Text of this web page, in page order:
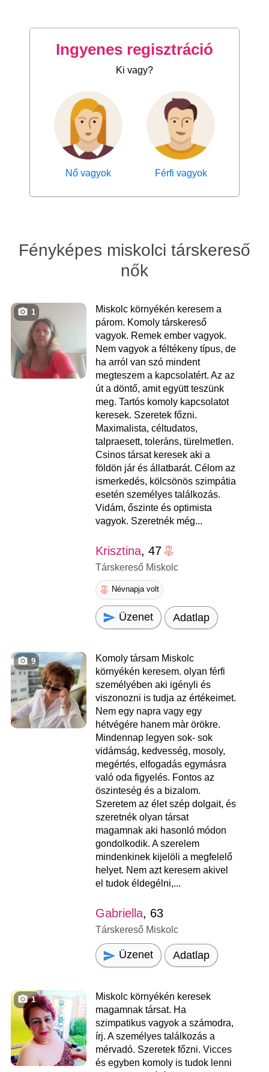
Ingyenes regisztráció
Ki vagy?
Nő vagyok Férfi vagyok
Fényképes miskolci társkereső
nők
1
Miskolc környékén keresem a
párom. Komoly társkereső
vagyok. Remek ember vagyok.
Nem vagyok a féltékeny típus, de
ha arról van szó mindent
megteszem a kapcsolatért. Az az
út a döntő, amit együtt teszünk
meg. Tartós komoly kapcsolatot
keresek. Szeretek főzni.
Maximalista, céltudatos,
talpraesett, toleráns, türelmetlen.
Csinos társat keresek aki a
földön jár és állatbarát. Célom az
ismerkedés, kölcsönös szimpátia
esetén személyes találkozás.
Vidám, őszinte és optimista
vagyok. Szeretnék még...
Krisztina, 47
Társkereső Miskolc
Névnapja volt
Üzenet Adatlap
9
Komoly társam Miskolc
környékén keresem. olyan férfi
személyében aki igényli és
viszonozni is tudja az értékeimet.
Nem egy napra vagy egy
hétvégére hanem màr örökre.
Mindennap legyen sok- sok
vidámság, kedvesség, mosoly,
megértés, elfogadás egymásra
való oda figyelés. Fontos az
öszinteség és a bizalom.
Szeretem az élet szép dolgait, és
szeretnék olyan társat
magamnak aki hasonló módon
gondolkodik. A szerelem
mindenkinek kijelöli a megfelelő
helyet. Nem azt keresem akivel
el tudok éldegélni,...
Gabriella, 63
Társkereső Miskolc
Üzenet Adatlap
1
Miskolc környékén keresek
magamnak társat. Ha
szimpatikus vagyok a számodra,
írj. A személyes találkozás a
mérvadó. Szeretek főzni. Vicces
és egyben komoly is tudok lenni